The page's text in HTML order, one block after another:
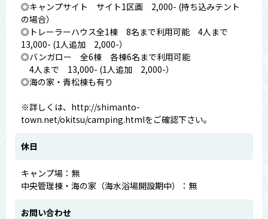
◎キャンプサイト サイト1区画 2,000- (持ち込みテント
の場合）
◎トレーラーハウス全1棟 8名まで利用可能 4人まで
13,000- (1人追加 2,000-）
◎バンガロー 全6棟 各棟6名まで利用可能
4人まで 13,000- (1人追加 2,000-）
◎海の家・青松棟も有り
※詳しくは、http://shimanto-
town.net/okitsu/camping.htmlをご確認下さい。
休日
キャンプ場：無
中央管理棟・海の家（海水浴場開設期中）：無
お問い合わせ